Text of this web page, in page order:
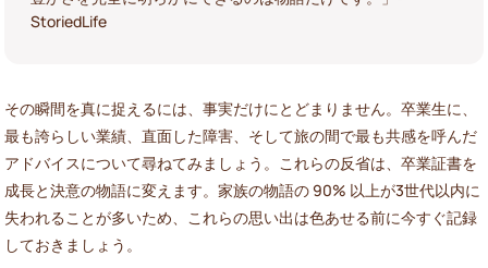
StoriedLife
その瞬間を真に捉えるには、事実だけにとどまりません。卒業生に、
最も誇らしい業績、直面した障害、そして旅の間で最も共感を呼んだ
アドバイスについて尋ねてみましょう。これらの反省は、卒業証書を
成長と決意の物語に変えます。家族の物語の 90% 以上が3世代以内に
失われることが多いため、これらの思い出は色あせる前に今すぐ記録
しておきましょう。